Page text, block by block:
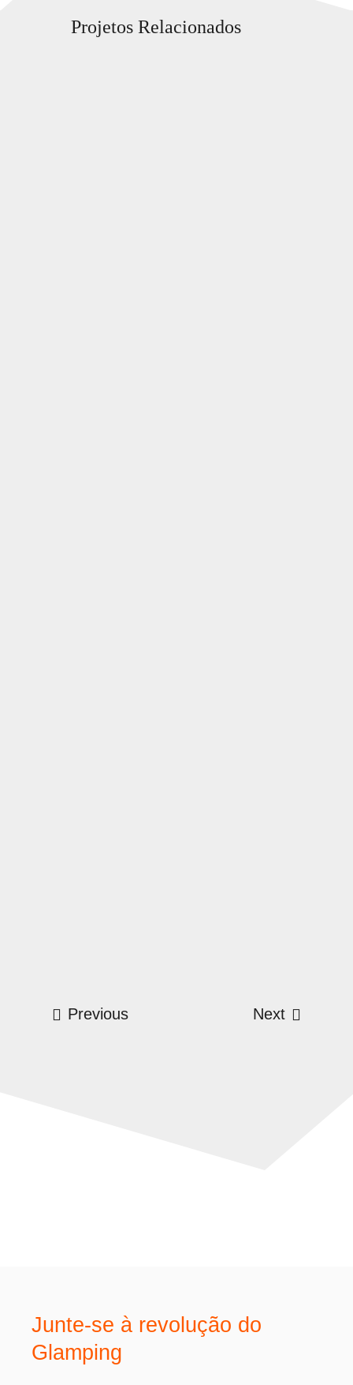
Projetos Relacionados
Previous Next
Junte-se à revolução do
Glamping